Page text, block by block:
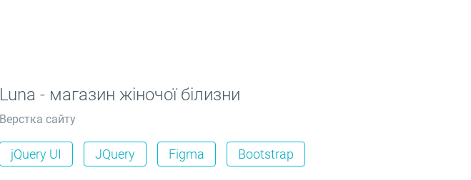
Luna - магазин жіночої білизни
Верстка сайту
jQuery UI JQuery Figma Bootstrap